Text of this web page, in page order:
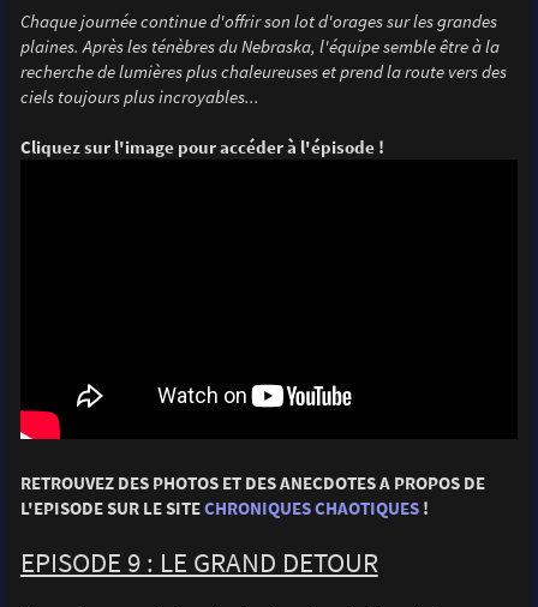
Chaque journée continue d'offrir son lot d'orages sur les grandes
plaines. Après les ténèbres du Nebraska, l'équipe semble être à la
recherche de lumières plus chaleureuses et prend la route vers des
ciels toujours plus incroyables...
Cliquez sur l'image pour accéder à l'épisode !
RETROUVEZ DES PHOTOS ET DES ANECDOTES A PROPOS DE
L'EPISODE SUR LE SITECHRONIQUES CHAOTIQUES!
EPISODE 9 : LE GRAND DETOUR